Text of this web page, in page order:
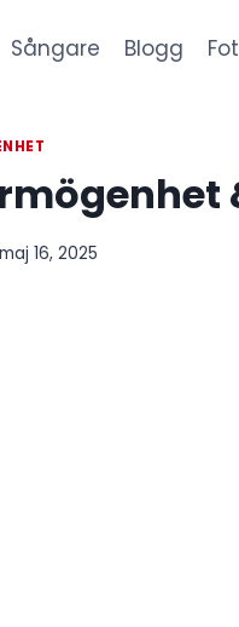
Sångare Blogg
maj 16, 2025